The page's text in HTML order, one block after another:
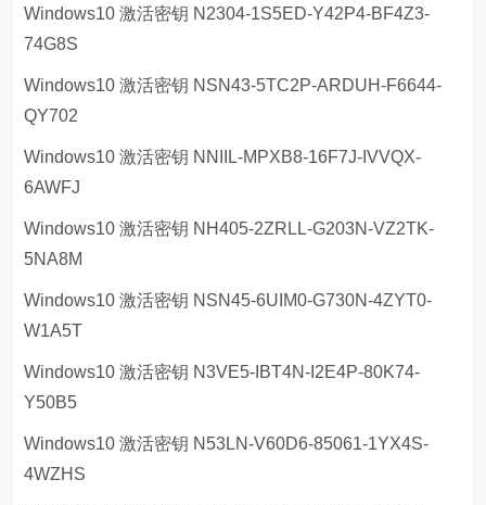
Windows10 激活密钥 N2304-1S5ED-Y42P4-BF4Z3-
74G8S
Windows10 激活密钥 NSN43-5TC2P-ARDUH-F6644-
QY702
Windows10 激活密钥 NNIIL-MPXB8-16F7J-IVVQX-
6AWFJ
Windows10 激活密钥 NH405-2ZRLL-G203N-VZ2TK-
5NA8M
Windows10 激活密钥 NSN45-6UIM0-G730N-4ZYT0-
W1A5T
Windows10 激活密钥 N3VE5-IBT4N-I2E4P-80K74-
Y50B5
Windows10 激活密钥 N53LN-V60D6-85061-1YX4S-
4WZHS